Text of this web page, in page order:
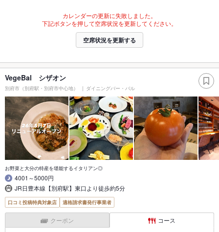
カレンダーの更新に失敗しました。
下記ボタンを押して空席状況を更新してください。
空席状況を更新する
VegeBal シザオン
別府市（別府駅・別府市中心地） ダイニングバー・バル
お野菜と大分の特産を堪能するイタリアン◎
4001～5000円
JR日豊本線【別府駅】東口より徒歩約5分
口コミ投稿特典対象店 適格請求書発行事業者
クーポン コース